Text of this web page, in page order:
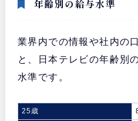
年齢別の給与水準
業界内での情報や社内の
と、日本テレビの年齢別
水準です。
25歳